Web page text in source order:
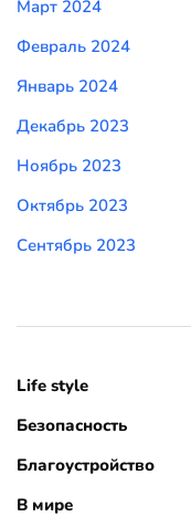
Март 2024
Февраль 2024
Январь 2024
Декабрь 2023
Ноябрь 2023
Октябрь 2023
Сентябрь 2023
Life style
Безопасность
Благоустройство
В мире